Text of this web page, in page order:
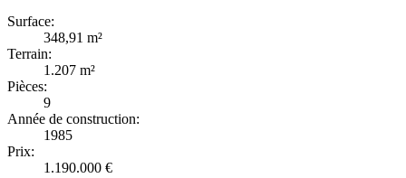
Surface:
348,91 m²
Terrain:
1.207 m²
Pièces:
9
Année de construction:
1985
Prix:
1.190.000 €